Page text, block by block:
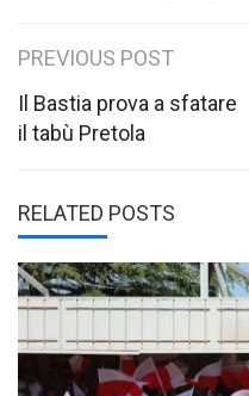
Post
navigation
PREVIOUS POST
Il Bastia prova a sfatare
il tabù Pretola
RELATED POSTS